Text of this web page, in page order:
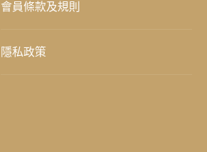
會員條款及規則
隱私政策